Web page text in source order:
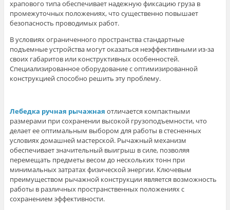
храпового типа обеспечивает надежную фиксацию груза в
промежуточных положениях, что существенно повышает
безопасность проводимых работ.
В условиях ограниченного пространства стандартные
подъемные устройства могут оказаться неэффективными из-за
своих габаритов или конструктивных особенностей.
Специализированное оборудование с оптимизированной
конструкцией способно решить эту проблему.
Лебедка ручная рычажная отличается компактными
размерами при сохранении высокой грузоподъемности, что
делает ее оптимальным выбором для работы в стесненных
условиях домашней мастерской. Рычажный механизм
обеспечивает значительный выигрыш в силе, позволяя
перемещать предметы весом до нескольких тонн при
минимальных затратах физической энергии. Ключевым
преимуществом рычажной конструкции является возможность
работы в различных пространственных положениях с
сохранением эффективности.